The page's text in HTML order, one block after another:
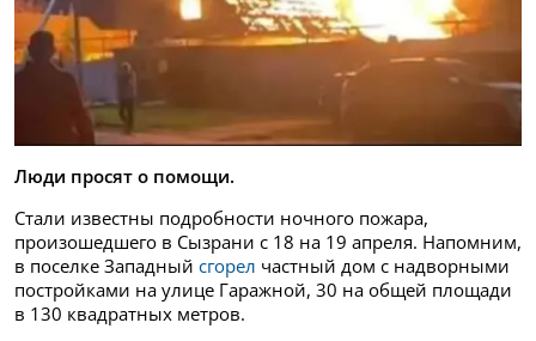
Люди просят о помощи.
Стали известны подробности ночного пожара,
произошедшего в Сызрани с 18 на 19 апреля. Напомним,
в поселке Западный сгорел частный дом с надворными
постройками на улице Гаражной, 30 на общей площади
в 130 квадратных метров.